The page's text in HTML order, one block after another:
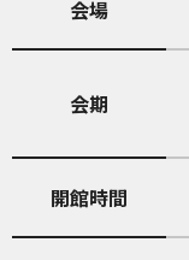
会場
会期
開館時間